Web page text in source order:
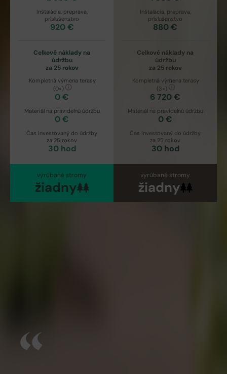
Inštalácia, preprava,
príslušenstvo
920€
Celkové náklady na
údržbu
za 25rokov
Kompletná výmena terasy
(0×)
0€
Materiál na pravidelnú údržbu
0€
Čas investovaný do údržby
za 25 rokov
30hod
vyrúbané stromy
žiadny
Inštalácia, preprava,
príslušenstvo
880€
Celkové náklady na
údržbu
za 25rokov
Kompletná výmena terasy
(3×)
6 720€
Materiál na pravidelnú údržbu
0€
Čas investovaný do údržby
za 25 rokov
30hod
vyrúbané stromy
žiadny